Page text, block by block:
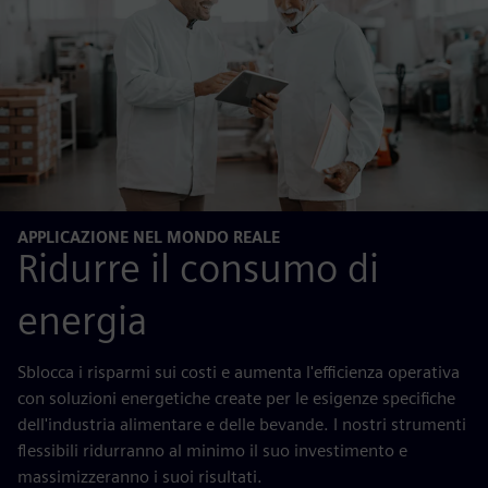
APPLICAZIONE NEL MONDO REALE
Ridurre il consumo di
energia
Sblocca i risparmi sui costi e aumenta l'efficienza operativa
con soluzioni energetiche create per le esigenze specifiche
dell'industria alimentare e delle bevande. I nostri strumenti
flessibili ridurranno al minimo il suo investimento e
massimizzeranno i suoi risultati.